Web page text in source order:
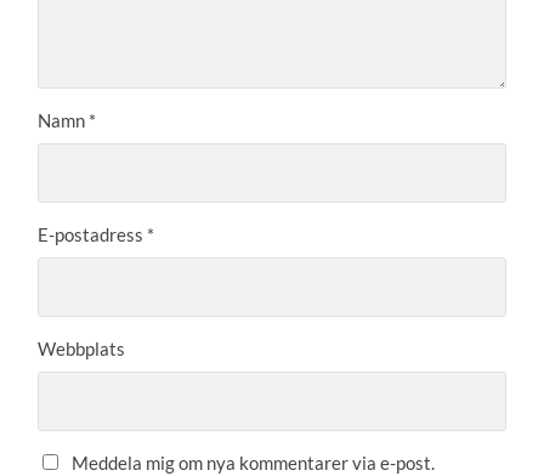
Namn *
E-postadress *
Webbplats
Meddela mig om nya kommentarer via e-post.